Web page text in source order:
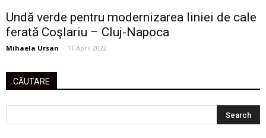
Undă verde pentru modernizarea liniei de cale
ferată Coşlariu – Cluj-Napoca
Mihaela Ursan - 11 April 2022
CĂUTARE